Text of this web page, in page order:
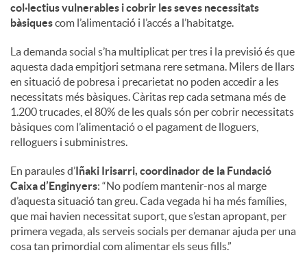
col·lectius vulnerables i cobrir les seves necessitats
bàsiquescom l’alimentació i l’accés a l’habitatge.
La demanda social s’ha multiplicat per tres i la previsió és que
aquesta dada empitjori setmana rere setmana. Milers de llars
en situació de pobresa i precarietat no poden accedir a les
necessitats més bàsiques. Càritas rep cada setmana més de
1.200 trucades, el 80% de les quals són per cobrir necessitats
bàsiques com l’alimentació o el pagament de lloguers,
relloguers i subministres.
En paraules d’ Iñaki Irisarri, coordinador de la Fundació
Caixa d’Enginyers: “No podíem mantenir-nos al marge
d’aquesta situació tan greu. Cada vegada hi ha més famílies,
que mai havien necessitat suport, que s’estan apropant, per
primera vegada, als serveis socials per demanar ajuda per una
cosa tan primordial com alimentar els seus fills.”